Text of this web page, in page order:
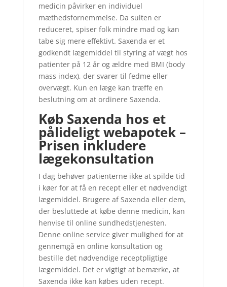
medicin påvirker en individuel
mæthedsfornemmelse. Da sulten er
reduceret, spiser folk mindre mad og kan
tabe sig mere effektivt. Saxenda er et
godkendt lægemiddel til styring af vægt hos
patienter på 12 år og ældre med BMI (body
mass index), der svarer til fedme eller
overvægt. Kun en læge kan træffe en
beslutning om at ordinere Saxenda.
Køb Saxenda hos et
pålideligt webapotek –
Prisen inkludere
lægekonsultation
I dag behøver patienterne ikke at spilde tid
i køer for at få en recept eller et nødvendigt
lægemiddel. Brugere af Saxenda eller dem,
der besluttede at købe denne medicin, kan
henvise til online sundhedstjenesten.
Denne online service giver mulighed for at
gennemgå en online konsultation og
bestille det nødvendige receptpligtige
lægemiddel. Det er vigtigt at bemærke, at
Saxenda ikke kan købes uden recept.